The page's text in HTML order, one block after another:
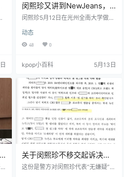
闵熙珍又讲到NewJeans，
重点还是她那套“音乐先行”
闵熙珍5月12日在光州全南大学做了
全南大5·18研究所创立30周年，主
题放在“K-culture、K-pop和光
州”。现场来了约700名学生、市民
关内容是讲座的重要背景，但对K-p
是她怎么重新解释NewJeans和自己
的制作逻辑。 她讲得最直接的一
句，是自己做厂牌的理由。她说做
厂牌，是因为想做音乐。…
动态
48 0
kpop小百科 5月13日
关于闵熙珍不移交起诉决定
书的补充内容整理
这份是警方对闵熙珍代表“无嫌疑”